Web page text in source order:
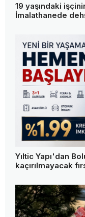
19 yaşındaki
İmalathanede
Yıltic Yapı'dan
kaçırılmayacak